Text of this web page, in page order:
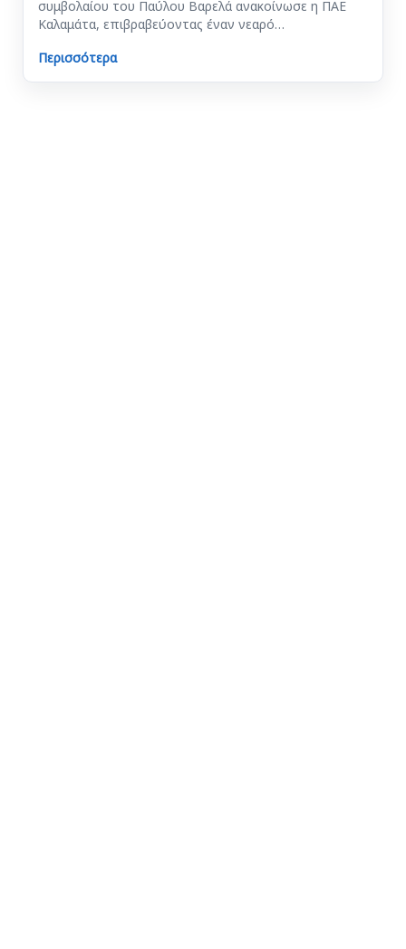
συμβολαίου του Παύλου Βαρελά ανακοίνωσε η ΠΑΕ
Καλαμάτα, επιβραβεύοντας έναν νεαρό…
Περισσότερα